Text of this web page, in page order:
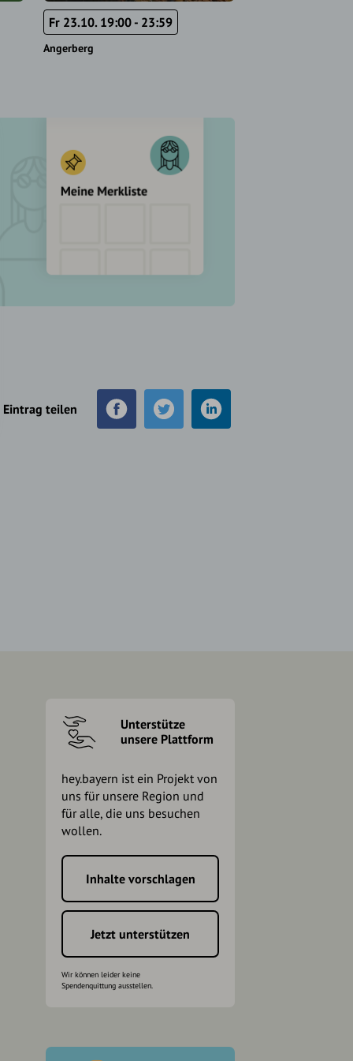
Fr 23.10. 19:00 - 23:59
Angerberg
Eintrag teilen
Unterstütze
unsere Plattform
hey.bayern ist ein Projekt von
uns für unsere Region und
für alle, die uns besuchen
wollen.
Inhalte vorschlagen
Jetzt unterstützen
Wir können leider keine
Spendenquittung ausstellen.